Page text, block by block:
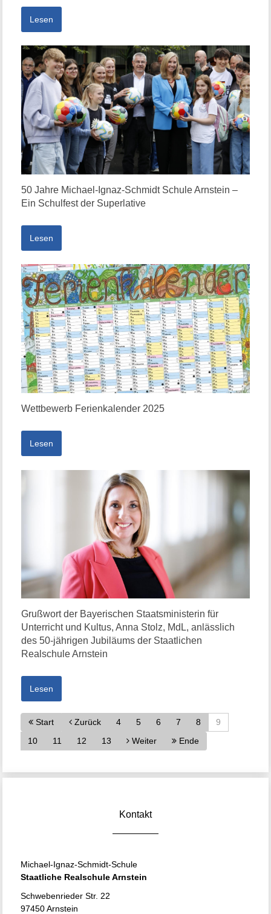
Lesen
50 Jahre Michael-Ignaz-Schmidt Schule Arnstein –
Ein Schulfest der Superlative
Lesen
Wettbewerb Ferienkalender 2025
Lesen
Grußwort der Bayerischen Staatsministerin für
Unterricht und Kultus, Anna Stolz, MdL, anlässlich
des 50-jährigen Jubiläums der Staatlichen
Realschule Arnstein
Lesen
Start Zurück 4 5 6 7 8
9
10
11 12 13 Weiter Ende
Kontakt
Michael-Ignaz-Schmidt-Schule
Staatliche Realschule Arnstein
Schwebenrieder Str. 22
97450 Arnstein